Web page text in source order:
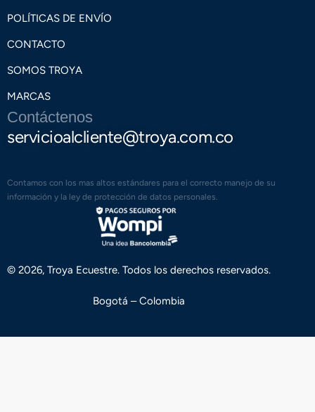
POLÍTICAS DE ENVÍO
CONTACTO
SOMOS TROYA
MARCAS
Contáctenos
servicioalcliente@troya.com.co
Contamos con los mas altos estándares para el correcto manejo de su
información y la ley de protección de datos personales.
© 2026, Troya Ecuestre. Todos los derechos reservados.
Bogotá – Colombia